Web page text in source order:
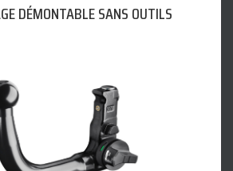
DÉMONTABLE SANS OUTILS